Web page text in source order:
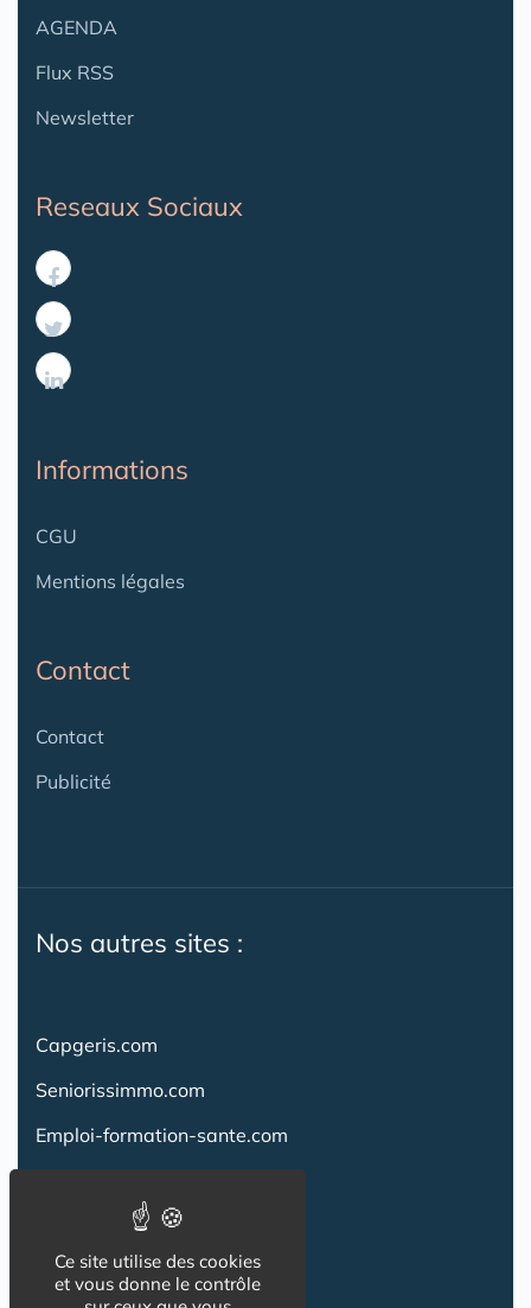
AGENDA
Flux RSS
Newsletter
Reseaux Sociaux
Informations
CGU
Mentions légales
Contact
Contact
Publicité
Nos autres sites :
Capgeris.com
Seniorissimmo.com
Emploi-formation-sante.com
Creche-et-naissance.com
Co-Living & Co-Working
Ce site utilise des cookies
et vous donne le contrôle